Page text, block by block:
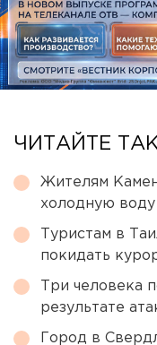
ЧИТАЙТЕ
Жителям
холодную воду
Туристам в
покидать
Три человека
результате
Город в